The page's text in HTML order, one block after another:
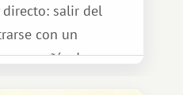
salir del
con un
compañía de